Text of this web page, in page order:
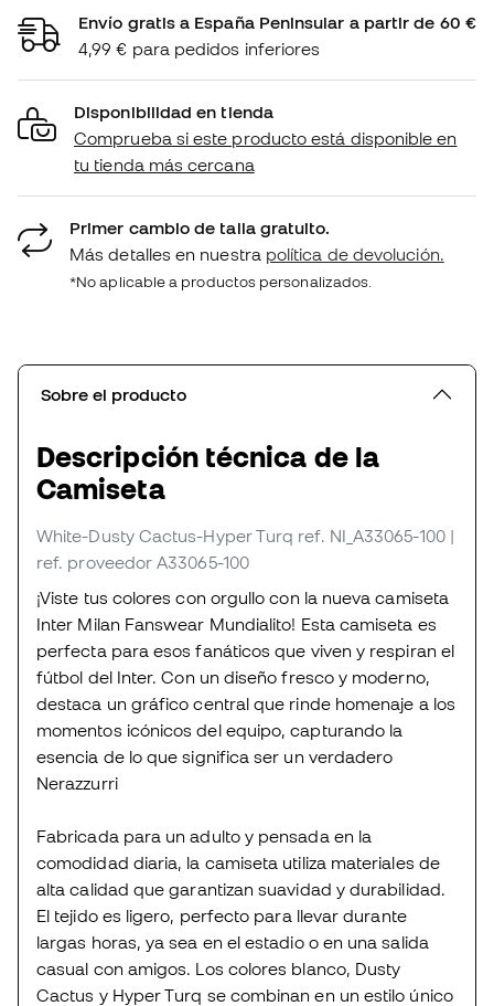
Envío gratis a España Peninsular a partir de 60 €
4,99 € para pedidos inferiores
Disponibilidad en tienda
Comprueba si este producto está disponible en
tu tienda más cercana
Primer cambio de talla gratuito.
Más detalles en nuestra política de devolución.
*No aplicable a productos personalizados.
Sobre el producto
Descripción técnica de la
Camiseta
White-Dusty Cactus-Hyper Turq ref. NI_A33065-100 |
ref. proveedor A33065-100
¡Viste tus colores con orgullo con la nueva camiseta
Inter Milan Fanswear Mundialito! Esta camiseta es
perfecta para esos fanáticos que viven y respiran el
fútbol del Inter. Con un diseño fresco y moderno,
destaca un gráfico central que rinde homenaje a los
momentos icónicos del equipo, capturando la
esencia de lo que significa ser un verdadero
Nerazzurri
Fabricada para un adulto y pensada en la
comodidad diaria, la camiseta utiliza materiales de
alta calidad que garantizan suavidad y durabilidad.
El tejido es ligero, perfecto para llevar durante
largas horas, ya sea en el estadio o en una salida
casual con amigos. Los colores blanco, Dusty
Cactus y Hyper Turq se combinan en un estilo único